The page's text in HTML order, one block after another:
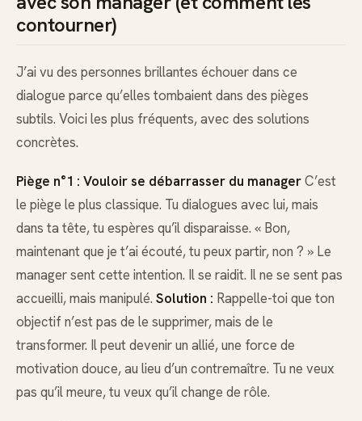
contourner)
J’ai vu des personnes brillantes échouer dans ce
dialogue parce qu’elles tombaient dans des pièges
subtils. Voici les plus fréquents, avec des solutions
concrètes.
Piège n°1 : Vouloir se débarrasser du managerC’est
le piège le plus classique. Tu dialogues avec lui, mais
dans ta tête, tu espères qu’il disparaisse. « Bon,
maintenant que je t’ai écouté, tu peux partir, non ? » Le
manager sent cette intention. Il se raidit. Il ne se sent pas
accueilli, mais manipulé. Solution : Rappelle-toi que ton
objectif n’est pas de le supprimer, mais de le
transformer. Il peut devenir un allié, une force de
motivation douce, au lieu d’un contremaître. Tu ne veux
pas qu’il meure, tu veux qu’il change de rôle.